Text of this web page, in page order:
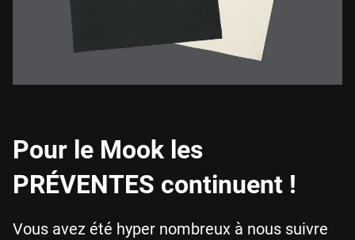
Pour le Mook les
PRÉVENTES continuent !
Vous avez été hyper nombreux à nous suivre